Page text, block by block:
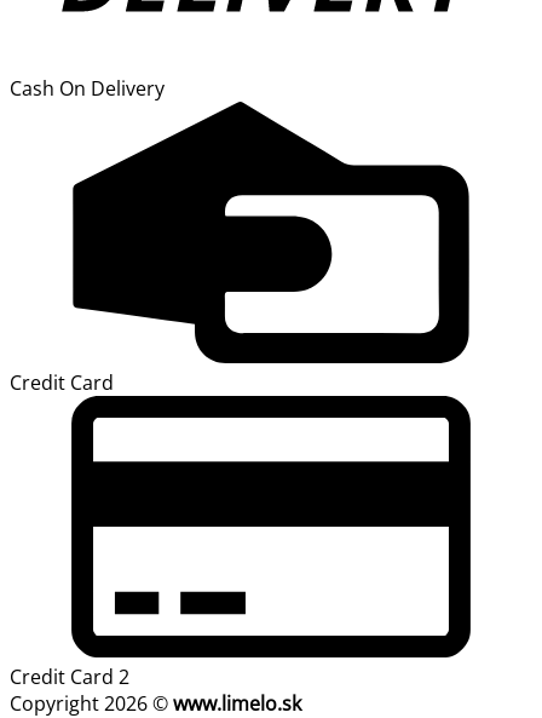
Cash On Delivery
Credit Card
Credit Card 2
Copyright 2026 ©www.limelo.sk